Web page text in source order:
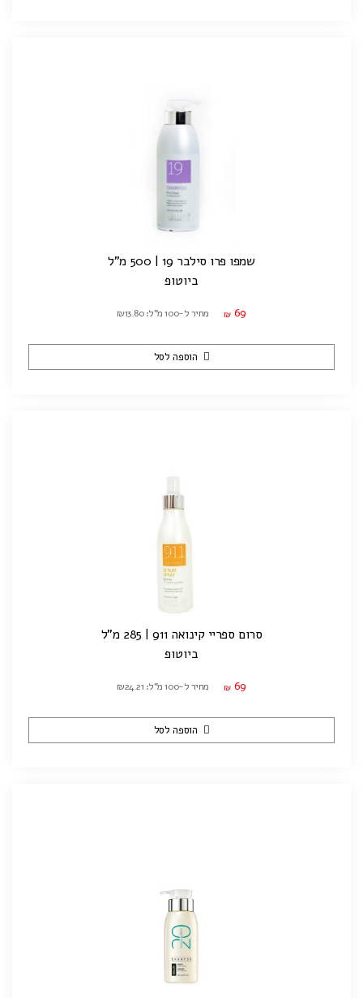
שמפו פרו סילבר 19 | 500 מ"ל
ביוטופ
₪ 69 מחיר ל-100 מ"ל: ₪13.80
הוספה לסל
סרום ספריי קינואה 911 | 285 מ"ל
ביוטופ
₪ 69 מחיר ל-100 מ"ל: ₪24.21
הוספה לסל